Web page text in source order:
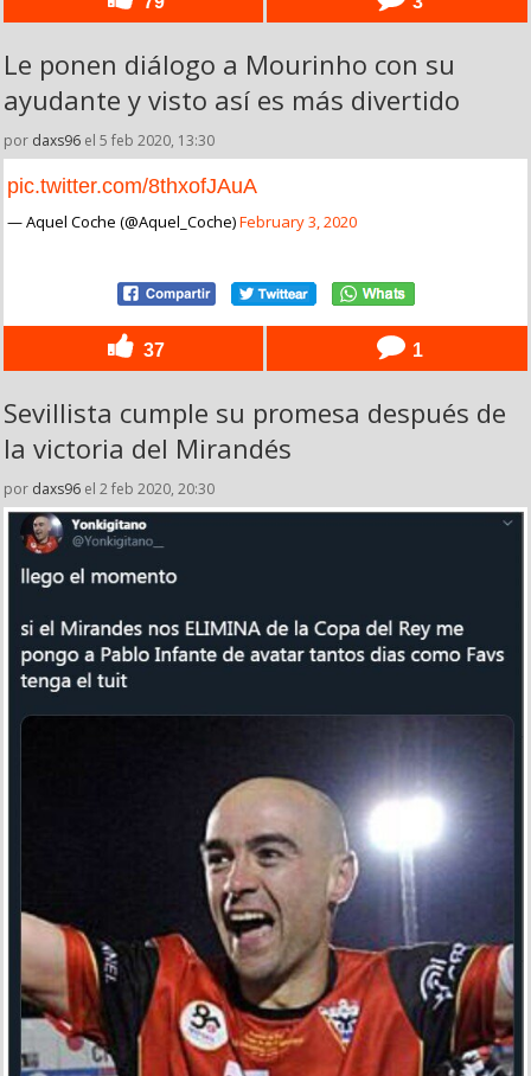
Le ponen diálogo a Mourinho con su
ayudante y visto así es más divertido
por daxs96 el 5 feb 2020, 13:30
pic.twitter.com/8thxofJAuA
— Aquel Coche (@Aquel_Coche)February 3, 2020
37 1
Sevillista cumple su promesa después de
la victoria del Mirandés
por daxs96 el 2 feb 2020, 20:30